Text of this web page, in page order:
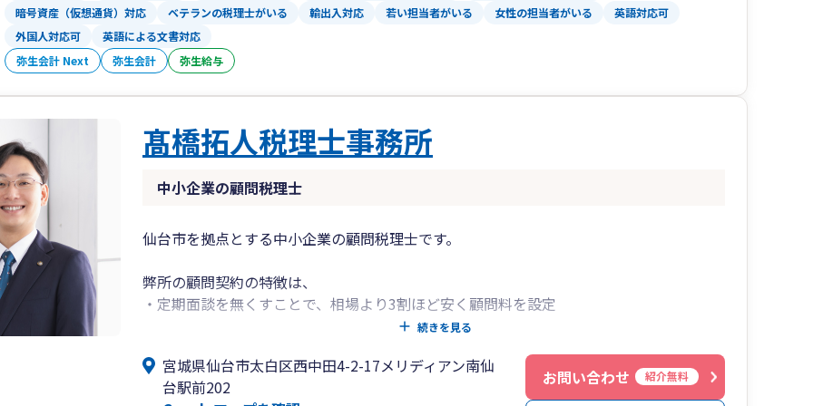
税務は単なる申告作業ではなく、経営の意思決定を支える重要な情報基盤です。
私たちは常にお客様の立場に立ち、専門用語に頼らない分かりやすい説明と、迅速かつ丁
「困ったときにすぐ相談できる存在」として、皆さまの事業の継続と発展に伴走いたしま
す。
Shirata Yuichi Tax Accountant Office provides comprehensive tax and accounting
We specialize in both domestic and international taxation, offering practical and
暗号資産（仮想通貨）対応 ベテランの税理士がいる 輸出入対応 若い担当者がいる 女性の担当者がいる
英語対応可
外国人対応可
英語による文書対応
弥生会計 Next
弥生会計 弥生給与
髙橋拓人税理士事務所
中小企業の顧問税理士
仙台市を拠点とする中小企業の顧問税理士です。
弊所の顧問契約の特徴は、
・定期面談を無くすことで、相場より3割ほど安く顧問料を設定
・自計化サポートにより、自社での会計ソフト入力を強力にバックアップ
といった点で、スタートアップ企業様や法人成りしたばかりの経営者様に特にお喜び頂い
ております。
続きを見る
宮城県仙台市太白区西中田4-2-17メリディアン南仙
台駅前202
お問い合わせ 紹介無料